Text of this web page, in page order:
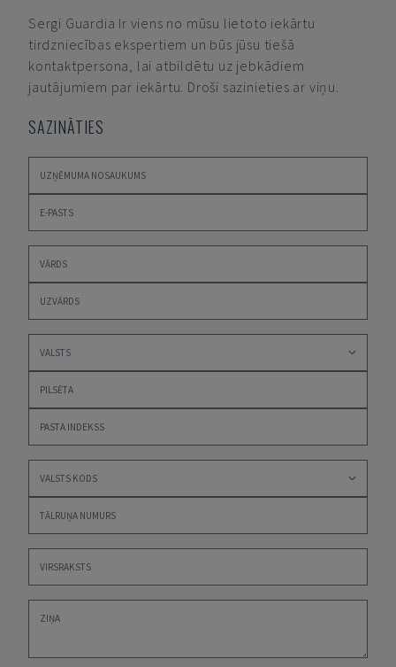
Sergi Guardia Ir viens no mūsu lietoto iekārtu
tirdzniecības ekspertiem un būs jūsu tiešā
kontaktpersona, lai atbildētu uz jebkādiem
jautājumiem par iekārtu. Droši sazinieties ar viņu.
SAZINĀTIES